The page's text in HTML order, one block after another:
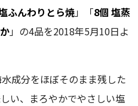
ふんわりとら焼」「8個 塩蒸
」の4品を2018年5月10日よ
成分をほぼそのまま残した
い、まろやかでやさしい塩